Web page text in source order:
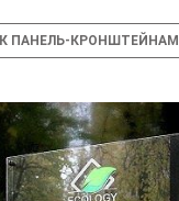
К ПАНЕЛЬ-КРОНШТЕЙНАМ